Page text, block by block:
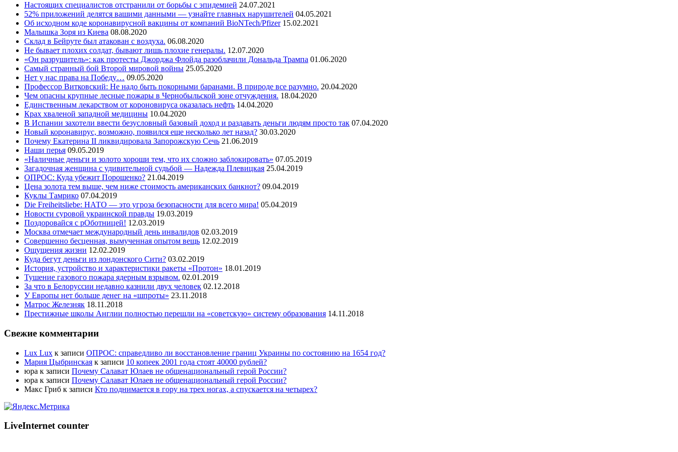
Настоящих специалистов отстранили от борьбы с эпидемией 24.07.2021
52% приложений делятся вашими данными — узнайте главных нарушителей 04.05.2021
Об исходном коде коронавирусной вакцины от компаний BioNTech/Pfizer 15.02.2021
Малышка Зоря из Киева 08.08.2020
Склад в Бейруте был атакован с воздуха. 06.08.2020
Не бывает плохих солдат, бывают лишь плохие генералы. 12.07.2020
«Он разрушитель»: как протесты Джорджа Флойда разоблачили Дональда Трампа 01.06.2020
Самый странный бой Второй мировой войны 25.05.2020
Нет у нас права на Победу… 09.05.2020
Профессор Витковский: Не надо быть покорными баранами. В природе все разумно. 20.04.2020
Чем опасны крупные лесные пожары в Чернобыльской зоне отчуждения. 18.04.2020
Единственным лекарством от короновируса оказалась нефть 14.04.2020
Крах хваленой западной медицины 10.04.2020
В Испании захотели ввести безусловный базовый доход и раздавать деньги людям просто так 07.04.2020
Новый коронавирус, возможно, появился еще несколько лет назад? 30.03.2020
Почему Екатерина II ликвидировала Запорожскую Сечь 21.06.2019
Наши перья 09.05.2019
«Наличные деньги и золото хороши тем, что их сложно заблокировать» 07.05.2019
Загадочная женщина с удивительной судьбой — Надежда Плевицкая 25.04.2019
ОПРОС: Куда убежит Порошенко? 21.04.2019
Цена золота тем выше, чем ниже стоимость американских банкнот? 09.04.2019
Куклы Тамрико 07.04.2019
Die Freiheitsliebe: НАТО — это угроза безопасности для всего мира! 05.04.2019
Новости суровой украинской правды 19.03.2019
Поздоровайся с рОботницей! 12.03.2019
Москва отмечает международный день инвалидов 02.03.2019
Совершенно бесценная, вымученная опытом вещь 12.02.2019
Ощущения жизни 12.02.2019
Куда бегут деньги из лондонского Сити? 03.02.2019
История, устройство и характеристики ракеты «Протон» 18.01.2019
Тушение газового пожара ядерным взрывом. 02.01.2019
За что в Белоруссии недавно казнили двух человек 02.12.2018
У Европы нет больше денег на «шпроты» 23.11.2018
Матрос Железняк 18.11.2018
Престижные школы Англии полностью перешли на «советскую» систему образования 14.11.2018
Свежие комментарии
Lux Lux к записи ОПРОС: справедливо ли восстановление границ Украины по состоянию на 1654 год?
Мария Цыбринская к записи 10 копеек 2001 года стоят 40000 рублей?
юра к записи Почему Салават Юлаев не общенациональный герой России?
юра к записи Почему Салават Юлаев не общенациональный герой России?
Макс Гриб к записи Кто поднимается в гору на трех ногах, а спускается на четырех?
LiveInternet counter